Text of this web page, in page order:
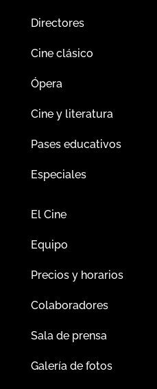
Directores
Cine clásico
Ópera
Cine y literatura
Pases educativos
Especiales
El Cine
Equipo
Precios y horarios
Colaboradores
Sala de prensa
Galería de fotos